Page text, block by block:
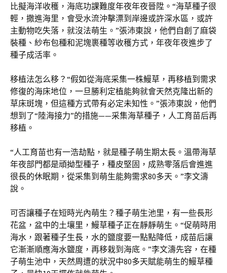
比擬海洋收穫，海底功課難度年夜年夜晉陞。“海草種子很
輕，撒進海里，會受水流沖擊漂到岸邊或許深水區，或許
主動物吃失落，就沒法萌生。”張沛東說，他們自創了麻袋
裝種、紗布包種和泥塊裹種等收穫方式，年夜年夜進步了
種子成活率。
移植法怎么移？“假如從海底采集一株鰻草，再移植到需求
修復的海床地位，一旦勝利定植能夠就會天然克隆出新的
草床斑塊，但這種方式帶有必定未知性。”張沛東說，他們
想到了“陸海接力”的措施——采集海草種子，人工育苗后再
移植。
“人工育苗也有一浩劫點，就是種子萌生期太長。溫帶海草
年夜部門都是頑拗型種子，種皮堅固，成熟零落后會進進
很長的休眠期，從采集到萌生能夠需求80多天。”李文濤
說。
可否讓種子在短時光內萌生？種子萌生池里，有一些長形
花盆，盆中的土壤里，鰻草種子正在靜靜萌生。“促萌時用
海水，跟著種子生長，水的鹽度要一點點降低，成苗后讓
它漸漸順應海水鹽度，再移栽到海底。”李文濤先容，在種
子萌生池中，天然周遭的狀況中80多天賦能萌生的鰻草種